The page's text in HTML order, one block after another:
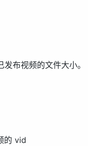
布视频的文件大小。
的 vid